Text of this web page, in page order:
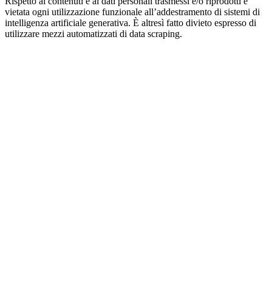
vietata ogni utilizzazione funzionale all’addestramento di sistemi di
intelligenza artificiale generativa. È altresì fatto divieto espresso di
utilizzare mezzi automatizzati di data scraping.